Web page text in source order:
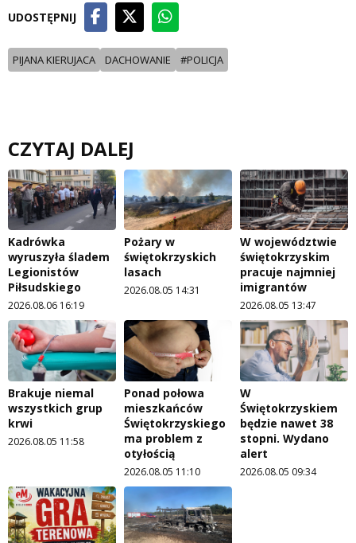
UDOSTĘPNIJ
PIJANA KIERUJACA DACHOWANIE #POLICJA
CZYTAJ DALEJ
Kadrówka
wyruszyła śladem
Legionistów
Piłsudskiego
2026.08.06 16:19
Pożary w
świętokrzyskich
lasach
2026.08.05 14:31
W województwie
świętokrzyskim
pracuje najmniej
imigrantów
2026.08.05 13:47
Brakuje niemal
wszystkich grup
krwi
2026.08.05 11:58
Ponad połowa
mieszkańców
Świętokrzyskiego
ma problem z
otyłością
2026.08.05 11:10
W
Świętokrzyskiem
będzie nawet 38
stopni. Wydano
alert
2026.08.05 09:34